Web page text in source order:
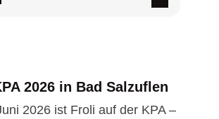
Sie…
2026 in Bad Salzuflen
2026 ist Froli auf der KPA –